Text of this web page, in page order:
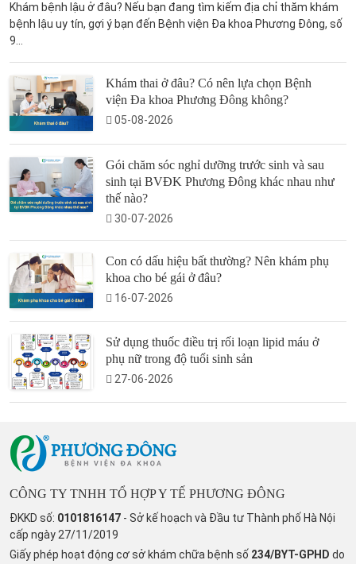
Khám bệnh lậu ở đâu? Nếu bạn đang tìm kiếm địa chỉ thăm khám
bệnh lậu uy tín, gợi ý bạn đến Bệnh viện Đa khoa Phương Đông, số
9...
Khám thai ở đâu? Có nên lựa chọn Bệnh
viện Đa khoa Phương Đông không?
05-08-2026
Gói chăm sóc nghỉ dưỡng trước sinh và sau
sinh tại BVĐK Phương Đông khác nhau như
thế nào?
30-07-2026
Con có dấu hiệu bất thường? Nên khám phụ
khoa cho bé gái ở đâu?
16-07-2026
Sử dụng thuốc điều trị rối loạn lipid máu ở
phụ nữ trong độ tuổi sinh sản
27-06-2026
CÔNG TY TNHH TỔ HỢP Y TẾ PHƯƠNG ĐÔNG
ĐKKD số: 0101816147 - Sở kế hoạch và Đầu tư Thành phố Hà Nội
cấp ngày 27/11/2019
Giấy phép hoạt động cơ sở khám chữa bệnh số 234/BYT-GPHD do